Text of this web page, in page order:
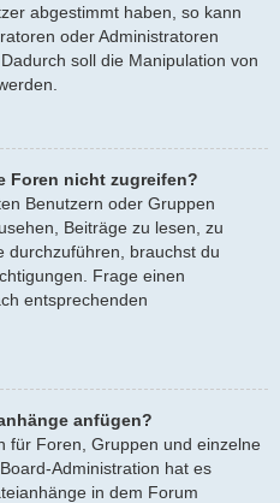
abgestimmt haben, so kann
oder Administratoren
soll die Manipulation von
Foren nicht zugreifen?
Benutzern oder Gruppen
Beiträge zu lesen, zu
durchzuführen, brauchst du
Frage einen
entsprechenden
anfügen?
für Foren, Gruppen und einzelne
Administration hat es
in dem Forum